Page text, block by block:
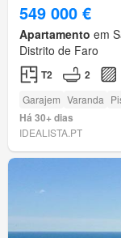
549 000 €
Apartamento em
Distrito de Faro
T2 2
Garajem Varanda
Há 30+ dias
IDEALISTA.PT